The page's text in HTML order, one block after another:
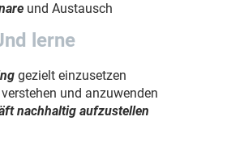
und Austausch
lerne
gezielt einzusetzen
und anzuwenden
nachhaltig aufzustellen